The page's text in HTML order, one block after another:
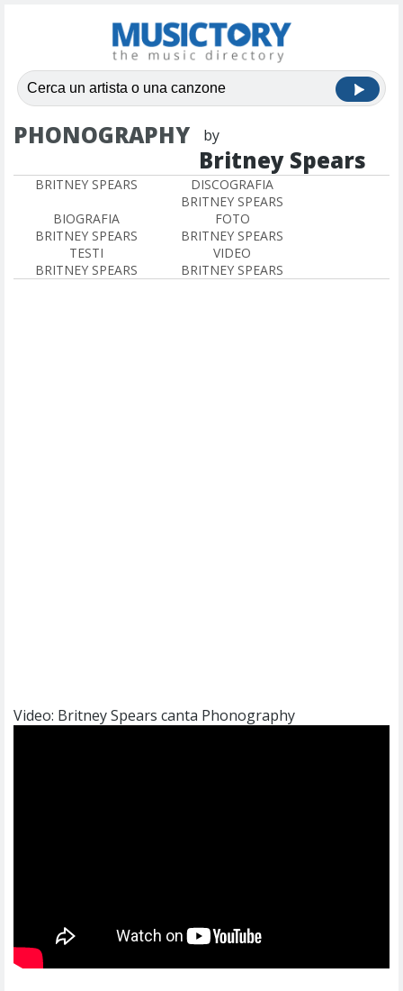
PHONOGRAPHY by
Britney Spears
BRITNEY SPEARS
DISCOGRAFIA
BRITNEY SPEARS
BIOGRAFIA
BRITNEY SPEARS
FOTO
BRITNEY SPEARS
TESTI
BRITNEY SPEARS
VIDEO
BRITNEY SPEARS
Video: Britney Spears canta Phonography